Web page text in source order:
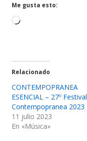
Me gusta esto:
Cargando...
Relacionado
CONTEMPOPRANEA
ESENCIAL – 27º Festival
Contempopranea 2023
11 julio 2023
En «Música»